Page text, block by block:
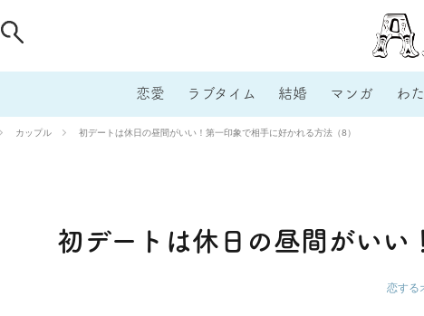
恋愛 ラブタイム 結婚 マンガ わ
カップル 初デートは休日の昼間がいい！第一印象で相手に好かれる方法（8）
初デートは休日の昼間がいい
恋する